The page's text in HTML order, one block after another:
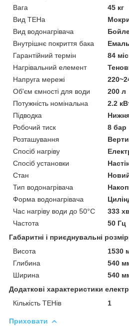
Вага
45 кг
Вид ТЕНа
Вид водонагрівача
Внутрішнє покриття бака
Емаль
Гарантійний термін
84 міс
Нагрівальний елемент
Напруга мережі
Об'єм ємності для води
200 л
Потужність номінальна
2.2
Підводка
Робочий тиск
8 бар
Розташування
Спосіб нагріву
Спосіб установки
Стан
Тип водонагрівача
Форма водонагрівача
Час нагріву води до 50°С
333 хв
Частота
50 Гц
Габаритні і приєднувальні
Висота
1530
Глибина
540
Ширина
540
Додаткові характеристики
Кількість ТЕНів
1
Приховати